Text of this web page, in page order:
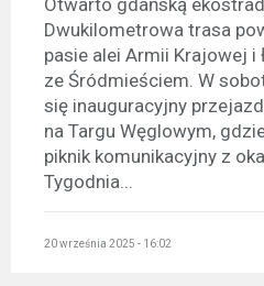
Dwukilometrowa trasa
pasie alei Armii Krajowej i
ze Śródmieściem. W
się inauguracyjny
na Targu Węglowym,
piknik komunikacyjny z
Tygodnia...
20 września 2025 - 16:02